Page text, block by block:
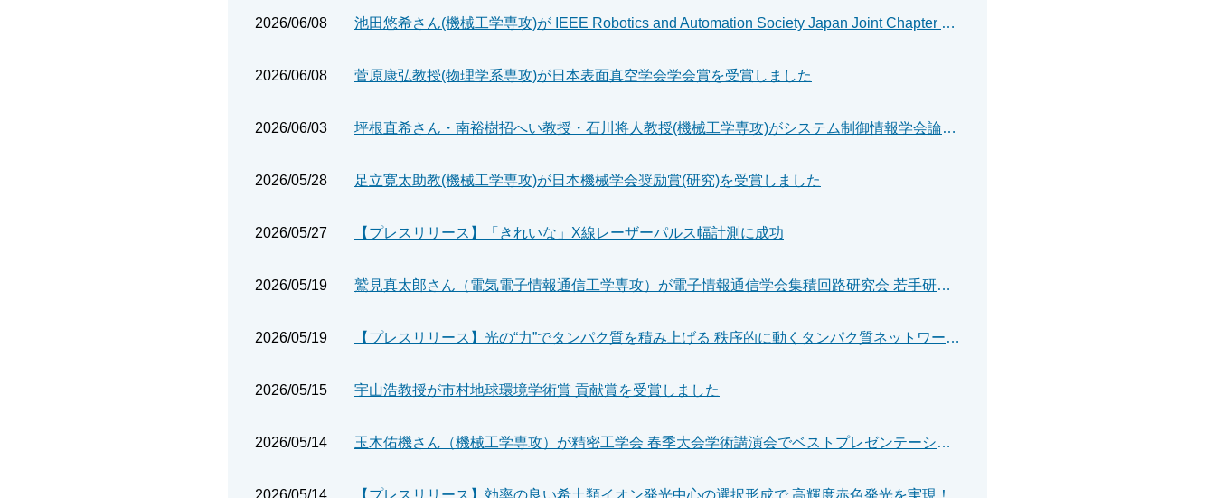
2026/06/08 池田悠希さん(機械工学専攻)が IEEE Robotics and Automation Society Japan Joint Chapter Young Award (ICRA2026) を受賞しました
2026/06/08 菅原康弘教授(物理学系専攻)が日本表面真空学会学会賞を受賞しました
2026/06/03 坪根直希さん・南裕樹招へい教授・石川将人教授(機械工学専攻)がシステム制御情報学会論文賞を受賞しました
2026/05/28 足立寛太助教(機械工学専攻)が日本機械学会奨励賞(研究)を受賞しました
2026/05/27 【プレスリリース】「きれいな」X線レーザーパルス幅計測に成功
2026/05/19 鷲見真太郎さん（電気電子情報通信工学専攻）が電子情報通信学会集積回路研究会 若手研究会優秀ポスター賞を受賞しました
2026/05/19 【プレスリリース】光の“力”でタンパク質を積み上げる 秩序的に動くタンパク質ネットワークを作製するための新技術
2026/05/15 宇山浩教授が市村地球環境学術賞 貢献賞を受賞しました
2026/05/14 玉木佑機さん（機械工学専攻）が精密工学会 春季大会学術講演会でベストプレゼンテーション賞を受賞しました
2026/05/14 【プレスリリース】効率の良い希土類イオン発光中心の選択形成で 高輝度赤色発光を実現！